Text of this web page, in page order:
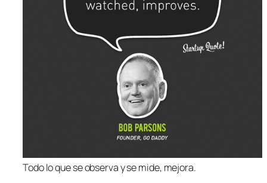
Todo lo que se observa y se mide, mejora.